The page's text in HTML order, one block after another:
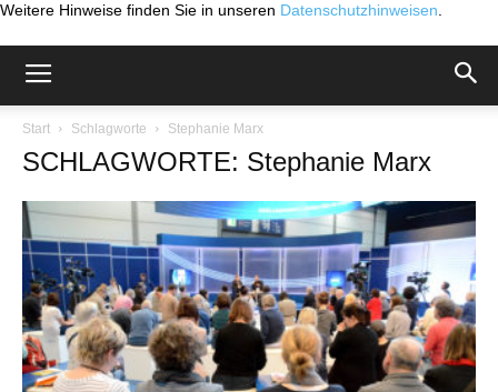
Weitere Hinweise finden Sie in unseren Datenschutzhinweisen
Start Schlagworte Stephanie Marx
SCHLAGWORTE: Stephanie Marx